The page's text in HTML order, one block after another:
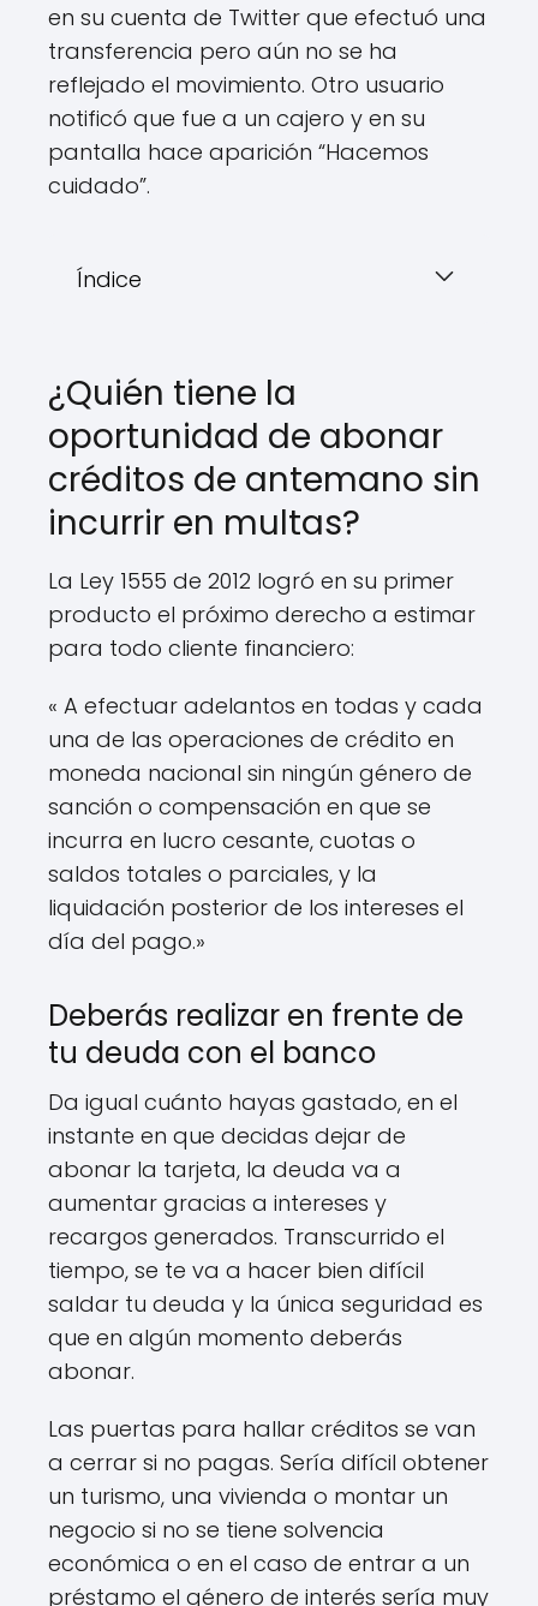
en su cuenta de Twitter que efectuó una
transferencia pero aún no se ha
reflejado el movimiento. Otro usuario
notificó que fue a un cajero y en su
pantalla hace aparición “Hacemos
cuidado”.
Índice
¿Quién tiene la
oportunidad de abonar
créditos de antemano sin
incurrir en multas?
La Ley 1555 de 2012 logró en su primer
producto el próximo derecho a estimar
para todo cliente financiero:
« A efectuar adelantos en todas y cada
una de las operaciones de crédito en
moneda nacional sin ningún género de
sanción o compensación en que se
incurra en lucro cesante, cuotas o
saldos totales o parciales, y la
liquidación posterior de los intereses el
día del pago.»
Deberás realizar en frente de
tu deuda con el banco
Da igual cuánto hayas gastado, en el
instante en que decidas dejar de
abonar la tarjeta, la deuda va a
aumentar gracias a intereses y
recargos generados. Transcurrido el
tiempo, se te va a hacer bien difícil
saldar tu deuda y la única seguridad es
que en algún momento deberás
abonar.
Las puertas para hallar créditos se van
a cerrar si no pagas. Sería difícil obtener
un turismo, una vivienda o montar un
negocio si no se tiene solvencia
económica o en el caso de entrar a un
préstamo el género de interés sería muy